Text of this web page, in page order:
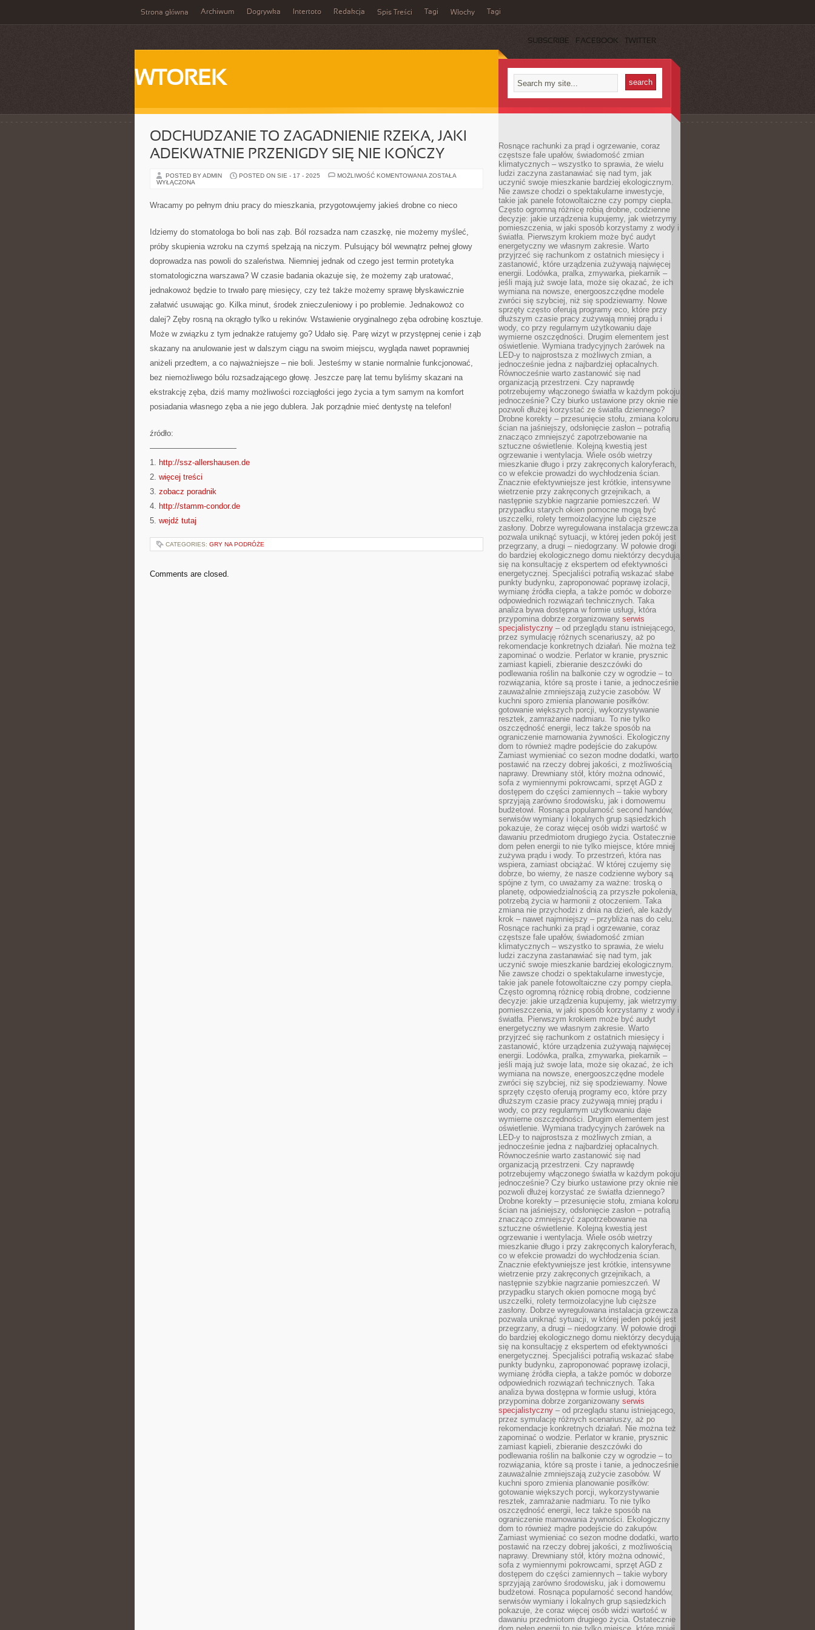
Strona główna Archiwum Dogrywka Intertoto Redakcja Spis Treści Tagi Włochy Tagi
SUBSCRIBE FACEBOOK TWITTER
WTOREK
ODCHUDZANIE TO ZAGADNIENIE RZEKA, JAKI
ADEKWATNIE PRZENIGDY SIĘ NIE KOŃCZY
POSTED BY ADMIN POSTED ON SIE - 17 - 2025 MOŻLIWOŚĆ KOMENTOWANIA ODCHUDZANIE
ADEKWATNIE
KOŃCZY
ZOSTAŁA
WYŁĄCZONA
Wracamy po pełnym dniu pracy do mieszkania, przygotowujemy jakieś drobne co nieco
Idziemy do stomatologa bo boli nas ząb. Ból rozsadza nam czaszkę, nie możemy myśleć,
próby skupienia wzroku na czymś spełzają na niczym. Pulsujący ból wewnątrz pełnej głowy
doprowadza nas powoli do szaleństwa. Niemniej jednak od czego jest termin protetyka
stomatologiczna warszawa? W czasie badania okazuje się, że możemy ząb uratować,
jednakowoż będzie to trwało parę miesięcy, czy też także możemy sprawę błyskawicznie
załatwić usuwając go. Kilka minut, środek znieczuleniowy i po problemie. Jednakowoż co
dalej? Zęby rosną na okrągło tylko u rekinów. Wstawienie oryginalnego zęba odrobinę kosztuje.
Może w związku z tym jednakże ratujemy go? Udało się. Parę wizyt w przystępnej cenie i ząb
skazany na anulowanie jest w dalszym ciągu na swoim miejscu, wygląda nawet poprawniej
aniżeli przedtem, a co najważniejsze – nie boli. Jesteśmy w stanie normalnie funkcjonować,
bez niemożliwego bólu rozsadzającego głowę. Jeszcze parę lat temu byliśmy skazani na
ekstrakcję zęba, dziś mamy możliwości rozciągłości jego życia a tym samym na komfort
posiadania własnego zęba a nie jego dublera. Jak porządnie mieć dentystę na telefon!
źródło:
———————————
1. http://ssz-allershausen.de
2. więcej treści
3. zobacz poradnik
4. http://stamm-condor.de
5. wejdź tutaj
CATEGORIES: GRY NA PODRÓŻE
Comments are closed.
Rosnące rachunki za prąd i ogrzewanie, coraz
częstsze fale upałów, świadomość zmian
klimatycznych – wszystko to sprawia, że wielu
ludzi zaczyna zastanawiać się nad tym, jak
uczynić swoje mieszkanie bardziej ekologicznym.
Nie zawsze chodzi o spektakularne inwestycje,
takie jak panele fotowoltaiczne czy pompy ciepła.
Często ogromną różnicę robią drobne, codzienne
decyzje: jakie urządzenia kupujemy, jak wietrzymy
pomieszczenia, w jaki sposób korzystamy z wody i
światła. Pierwszym krokiem może być audyt
energetyczny we własnym zakresie. Warto
przyjrzeć się rachunkom z ostatnich miesięcy i
zastanowić, które urządzenia zużywają najwięcej
energii. Lodówka, pralka, zmywarka, piekarnik –
jeśli mają już swoje lata, może się okazać, że ich
wymiana na nowsze, energooszczędne modele
zwróci się szybciej, niż się spodziewamy. Nowe
sprzęty często oferują programy eco, które przy
dłuższym czasie pracy zużywają mniej prądu i
wody, co przy regularnym użytkowaniu daje
wymierne oszczędności. Drugim elementem jest
oświetlenie. Wymiana tradycyjnych żarówek na
LED-y to najprostsza z możliwych zmian, a
jednocześnie jedna z najbardziej opłacalnych.
Równocześnie warto zastanowić się nad
organizacją przestrzeni. Czy naprawdę
potrzebujemy włączonego światła w każdym pokoju
jednocześnie? Czy biurko ustawione przy oknie nie
pozwoli dłużej korzystać ze światła dziennego?
Drobne korekty – przesunięcie stołu, zmiana koloru
ścian na jaśniejszy, odsłonięcie zasłon – potrafią
znacząco zmniejszyć zapotrzebowanie na
sztuczne oświetlenie. Kolejną kwestią jest
ogrzewanie i wentylacja. Wiele osób wietrzy
mieszkanie długo i przy zakręconych kaloryferach,
co w efekcie prowadzi do wychłodzenia ścian.
Znacznie efektywniejsze jest krótkie, intensywne
wietrzenie przy zakręconych grzejnikach, a
następnie szybkie nagrzanie pomieszczeń. W
przypadku starych okien pomocne mogą być
uszczelki, rolety termoizolacyjne lub cięższe
zasłony. Dobrze wyregulowana instalacja grzewcza
pozwala uniknąć sytuacji, w której jeden pokój jest
przegrzany, a drugi – niedogrzany. W połowie drogi
do bardziej ekologicznego domu niektórzy decydują
się na konsultację z ekspertem od efektywności
energetycznej. Specjaliści potrafią wskazać słabe
punkty budynku, zaproponować poprawę izolacji,
wymianę źródła ciepła, a także pomóc w doborze
odpowiednich rozwiązań technicznych. Taka
analiza bywa dostępna w formie usługi, która
przypomina dobrze zorganizowany serwis
specjalistyczny – od przeglądu stanu istniejącego,
przez symulację różnych scenariuszy, aż po
rekomendacje konkretnych działań. Nie można też
zapominać o wodzie. Perlator w kranie, prysznic
zamiast kąpieli, zbieranie deszczówki do
podlewania roślin na balkonie czy w ogrodzie – to
rozwiązania, które są proste i tanie, a jednocześnie
zauważalnie zmniejszają zużycie zasobów. W
kuchni sporo zmienia planowanie posiłków:
gotowanie większych porcji, wykorzystywanie
resztek, zamrażanie nadmiaru. To nie tylko
oszczędność energii, lecz także sposób na
ograniczenie marnowania żywności. Ekologiczny
dom to również mądre podejście do zakupów.
Zamiast wymieniać co sezon modne dodatki, warto
postawić na rzeczy dobrej jakości, z możliwością
naprawy. Drewniany stół, który można odnowić,
sofa z wymiennymi pokrowcami, sprzęt AGD z
dostępem do części zamiennych – takie wybory
sprzyjają zarówno środowisku, jak i domowemu
budżetowi. Rosnąca popularność second handów,
serwisów wymiany i lokalnych grup sąsiedzkich
pokazuje, że coraz więcej osób widzi wartość w
dawaniu przedmiotom drugiego życia. Ostatecznie
dom pełen energii to nie tylko miejsce, które mniej
zużywa prądu i wody. To przestrzeń, która nas
wspiera, zamiast obciążać. W której czujemy się
dobrze, bo wiemy, że nasze codzienne wybory są
spójne z tym, co uważamy za ważne: troską o
planetę, odpowiedzialnością za przyszłe pokolenia,
potrzebą życia w harmonii z otoczeniem. Taka
zmiana nie przychodzi z dnia na dzień, ale każdy
krok – nawet najmniejszy – przybliża nas do celu.
Rosnące rachunki za prąd i ogrzewanie, coraz
częstsze fale upałów, świadomość zmian
klimatycznych – wszystko to sprawia, że wielu
ludzi zaczyna zastanawiać się nad tym, jak
uczynić swoje mieszkanie bardziej ekologicznym.
Nie zawsze chodzi o spektakularne inwestycje,
takie jak panele fotowoltaiczne czy pompy ciepła.
Często ogromną różnicę robią drobne, codzienne
decyzje: jakie urządzenia kupujemy, jak wietrzymy
pomieszczenia, w jaki sposób korzystamy z wody i
światła. Pierwszym krokiem może być audyt
energetyczny we własnym zakresie. Warto
przyjrzeć się rachunkom z ostatnich miesięcy i
zastanowić, które urządzenia zużywają najwięcej
energii. Lodówka, pralka, zmywarka, piekarnik –
jeśli mają już swoje lata, może się okazać, że ich
wymiana na nowsze, energooszczędne modele
zwróci się szybciej, niż się spodziewamy. Nowe
sprzęty często oferują programy eco, które przy
dłuższym czasie pracy zużywają mniej prądu i
wody, co przy regularnym użytkowaniu daje
wymierne oszczędności. Drugim elementem jest
oświetlenie. Wymiana tradycyjnych żarówek na
LED-y to najprostsza z możliwych zmian, a
jednocześnie jedna z najbardziej opłacalnych.
Równocześnie warto zastanowić się nad
organizacją przestrzeni. Czy naprawdę
potrzebujemy włączonego światła w każdym pokoju
jednocześnie? Czy biurko ustawione przy oknie nie
pozwoli dłużej korzystać ze światła dziennego?
Drobne korekty – przesunięcie stołu, zmiana koloru
ścian na jaśniejszy, odsłonięcie zasłon – potrafią
znacząco zmniejszyć zapotrzebowanie na
sztuczne oświetlenie. Kolejną kwestią jest
ogrzewanie i wentylacja. Wiele osób wietrzy
mieszkanie długo i przy zakręconych kaloryferach,
co w efekcie prowadzi do wychłodzenia ścian.
Znacznie efektywniejsze jest krótkie, intensywne
wietrzenie przy zakręconych grzejnikach, a
następnie szybkie nagrzanie pomieszczeń. W
przypadku starych okien pomocne mogą być
uszczelki, rolety termoizolacyjne lub cięższe
zasłony. Dobrze wyregulowana instalacja grzewcza
pozwala uniknąć sytuacji, w której jeden pokój jest
przegrzany, a drugi – niedogrzany. W połowie drogi
do bardziej ekologicznego domu niektórzy decydują
się na konsultację z ekspertem od efektywności
energetycznej. Specjaliści potrafią wskazać słabe
punkty budynku, zaproponować poprawę izolacji,
wymianę źródła ciepła, a także pomóc w doborze
odpowiednich rozwiązań technicznych. Taka
analiza bywa dostępna w formie usługi, która
przypomina dobrze zorganizowany serwis
specjalistyczny – od przeglądu stanu istniejącego,
przez symulację różnych scenariuszy, aż po
rekomendacje konkretnych działań. Nie można też
zapominać o wodzie. Perlator w kranie, prysznic
zamiast kąpieli, zbieranie deszczówki do
podlewania roślin na balkonie czy w ogrodzie – to
rozwiązania, które są proste i tanie, a jednocześnie
zauważalnie zmniejszają zużycie zasobów. W
kuchni sporo zmienia planowanie posiłków:
gotowanie większych porcji, wykorzystywanie
resztek, zamrażanie nadmiaru. To nie tylko
oszczędność energii, lecz także sposób na
ograniczenie marnowania żywności. Ekologiczny
dom to również mądre podejście do zakupów.
Zamiast wymieniać co sezon modne dodatki, warto
postawić na rzeczy dobrej jakości, z możliwością
naprawy. Drewniany stół, który można odnowić,
sofa z wymiennymi pokrowcami, sprzęt AGD z
dostępem do części zamiennych – takie wybory
sprzyjają zarówno środowisku, jak i domowemu
budżetowi. Rosnąca popularność second handów,
serwisów wymiany i lokalnych grup sąsiedzkich
pokazuje, że coraz więcej osób widzi wartość w
dawaniu przedmiotom drugiego życia. Ostatecznie